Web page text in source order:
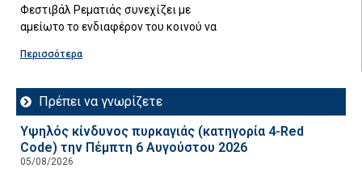
Φεστιβάλ Ρεματιάς συνεχίζει με
αμείωτο το ενδιαφέρον του κοινού να
Περισσότερα
Πρέπει να γνωρίζετε
Υψηλός κίνδυνος πυρκαγιάς (κατηγορία 4-Red
Code) την Πέμπτη 6 Αυγούστου 2026
05/08/2026